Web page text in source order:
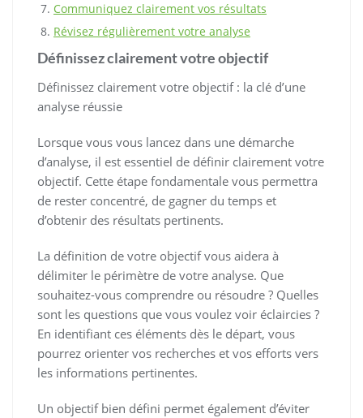
Communiquez clairement vos résultats
Révisez régulièrement votre analyse
Définissez clairement votre objectif
Définissez clairement votre objectif : la clé d’une
analyse réussie
Lorsque vous vous lancez dans une démarche
d’analyse, il est essentiel de définir clairement votre
objectif. Cette étape fondamentale vous permettra
de rester concentré, de gagner du temps et
d’obtenir des résultats pertinents.
La définition de votre objectif vous aidera à
délimiter le périmètre de votre analyse. Que
souhaitez-vous comprendre ou résoudre ? Quelles
sont les questions que vous voulez voir éclaircies ?
En identifiant ces éléments dès le départ, vous
pourrez orienter vos recherches et vos efforts vers
les informations pertinentes.
Un objectif bien défini permet également d’éviter